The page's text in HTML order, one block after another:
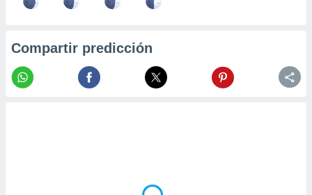
Compartir predicción